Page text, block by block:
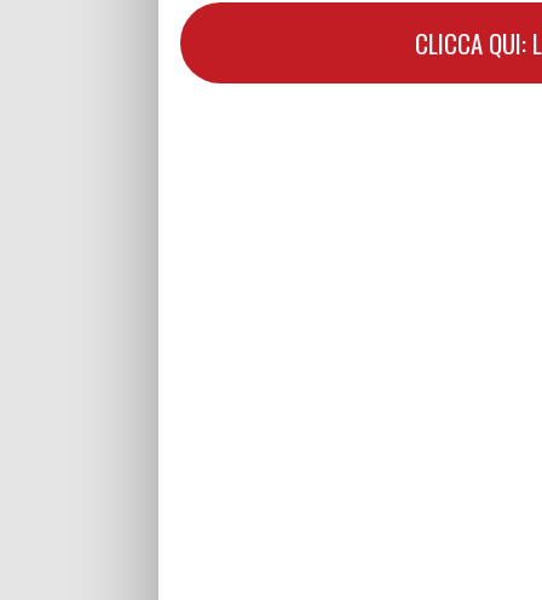
CLICCA QUI: